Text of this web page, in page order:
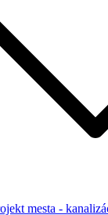
mesta -